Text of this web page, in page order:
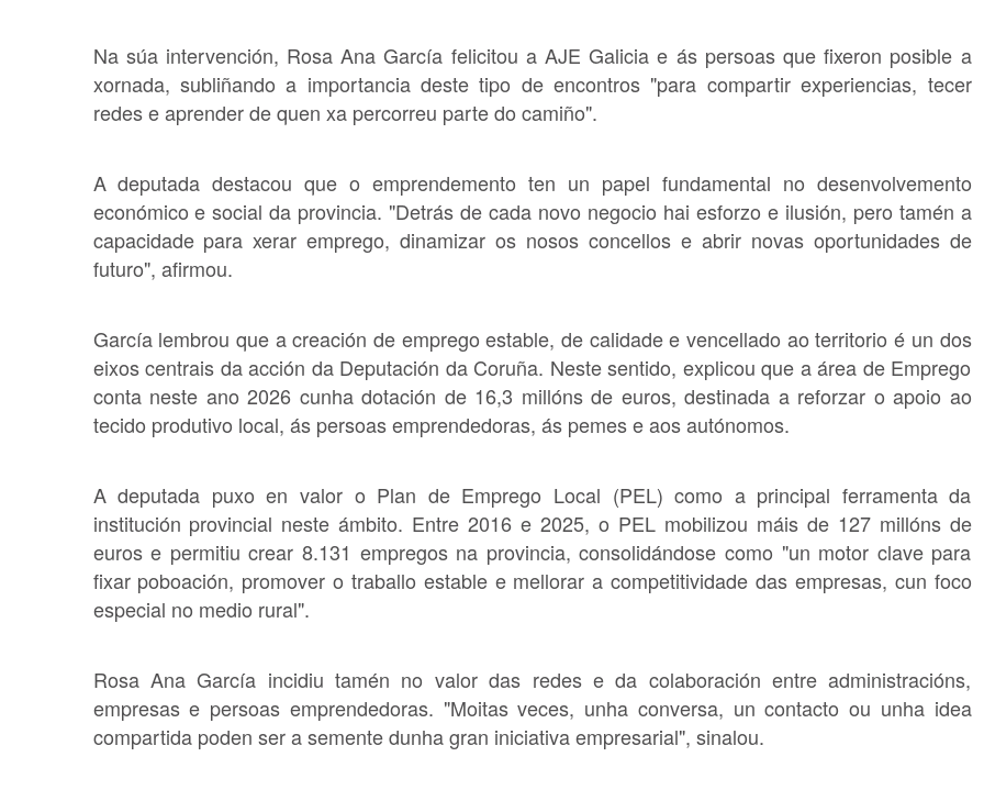
Na súa intervención, Rosa Ana García felicitou a AJE Galicia e ás persoas que fixeron posible a
xornada, subliñando a importancia deste tipo de encontros "para compartir experiencias, tecer
redes e aprender de quen xa percorreu parte do camiño".
A deputada destacou que o emprendemento ten un papel fundamental no desenvolvemento
económico e social da provincia. "Detrás de cada novo negocio hai esforzo e ilusión, pero tamén a
capacidade para xerar emprego, dinamizar os nosos concellos e abrir novas oportunidades de
futuro", afirmou.
García lembrou que a creación de emprego estable, de calidade e vencellado ao territorio é un dos
eixos centrais da acción da Deputación da Coruña. Neste sentido, explicou que a área de Emprego
conta neste ano 2026 cunha dotación de 16,3 millóns de euros, destinada a reforzar o apoio ao
tecido produtivo local, ás persoas emprendedoras, ás pemes e aos autónomos.
A deputada puxo en valor o Plan de Emprego Local (PEL) como a principal ferramenta da
institución provincial neste ámbito. Entre 2016 e 2025, o PEL mobilizou máis de 127 millóns de
euros e permitiu crear 8.131 empregos na provincia, consolidándose como "un motor clave para
fixar poboación, promover o traballo estable e mellorar a competitividade das empresas, cun foco
especial no medio rural".
Rosa Ana García incidiu tamén no valor das redes e da colaboración entre administracións,
empresas e persoas emprendedoras. "Moitas veces, unha conversa, un contacto ou unha idea
compartida poden ser a semente dunha gran iniciativa empresarial", sinalou.